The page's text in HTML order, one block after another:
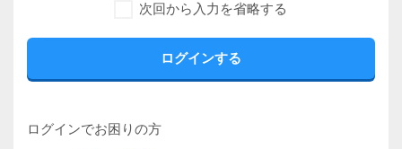
次回から入力を省略する
ログインでお困りの方